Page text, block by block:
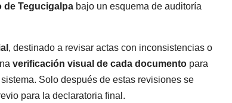
Tegucigalpa bajo un esquema de auditoría
, destinado a revisar actas con inconsistencias o
verificación visual de cada documento para
Solo después de estas revisiones se
para la declaratoria final.